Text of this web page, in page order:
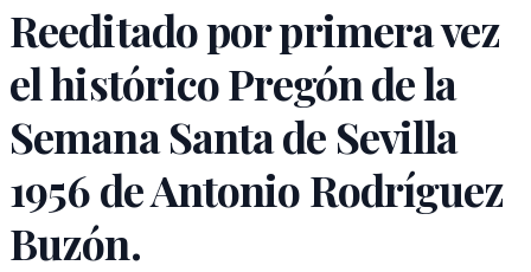
Reeditado por primera vez
el histórico Pregón de la
Semana Santa de Sevilla
1956 de Antonio Rodríguez
Buzón.